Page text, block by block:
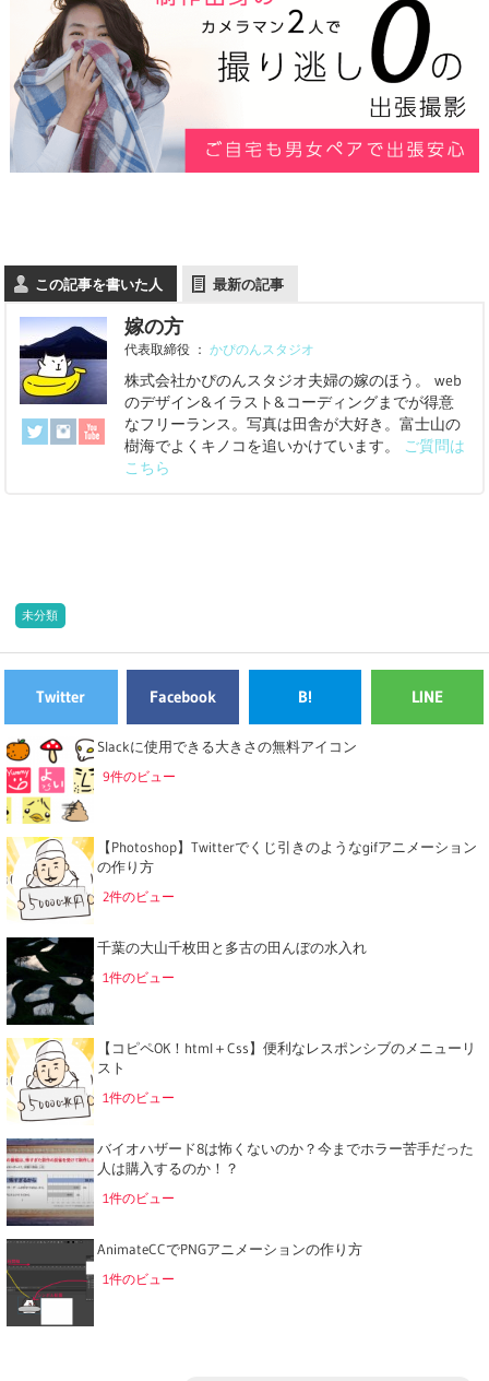
この記事を書いた人 最新の記事
嫁の方
代表取締役 ：かぴのんスタジオ
株式会社かぴのんスタジオ夫婦の嫁のほう。 web
のデザイン&イラスト&コーディングまでが得意
なフリーランス。写真は田舎が大好き。富士山の
樹海でよくキノコを追いかけています。 ご質問は
こちら
未分類
Twitter Facebook B! LINE
Slackに使用できる大きさの無料アイコン
9件のビュー
【Photoshop】Twitterでくじ引きのようなgifアニメーション
の作り方
2件のビュー
千葉の大山千枚田と多古の田んぼの水入れ
1件のビュー
【コピペOK！html＋Css】便利なレスポンシブのメニューリ
スト
1件のビュー
バイオハザード8は怖くないのか？今までホラー苦手だった
人は購入するのか！？
1件のビュー
AnimateCCでPNGアニメーションの作り方
1件のビュー